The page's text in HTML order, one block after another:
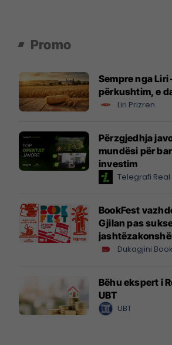
Promo
Sempre nga Liri
përkushtim, e
Liri Prizren
Përzgjedhja
mundësi për
investim
Telegrafi Real
BookFest
Gjilan pas
Dukagjini
Bëhu ekspert i
UBT
UBT